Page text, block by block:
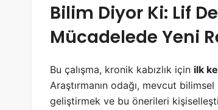
Bilim Diyor Ki: Lif
Mücadelede Yeni
Bu çalışma, kronik kabızlık için ilk
Araştırmanın odağı, mevcut
geliştirmek ve bu önerileri